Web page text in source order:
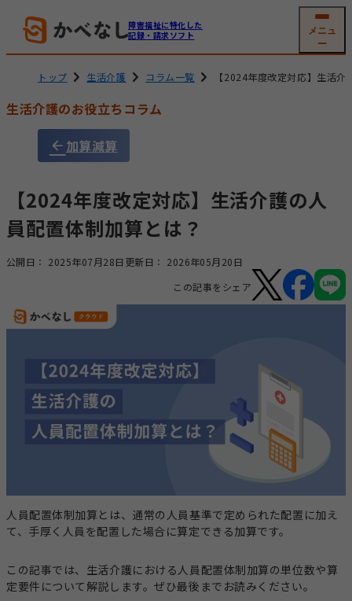
障害福祉に特化した
記録・請求ソフト
メニュ
ー
就労系サービス
障害児通所支援
ソフトの機能
利用者
情報管理
支援記録・
帳票作成
国保連請求
その他機能
事業計画立案支援
法人設立 指定申請代行
集客支援
求人広告掲載・人材紹介
レンタルスマホ レンタルタブレット
お役立ちコラム
セミナー・イベント
情報トップ
就労系サービス 相談支援
トップ 生活介護 コラム一覧 【2024年度改定対応】生活
生活介護のお役立ちコラム
加算減算
【2024年度改定対応】生活介護の人
員配置体制加算とは？
公開日： 2025年07月28日 更新日： 2026年05月20日
この記事をシェア
人員配置体制加算とは、通常の人員基準で定められた配置に加え
て、手厚く人員を配置した場合に算定できる加算です。
この記事では、生活介護における人員配置体制加算の単位数や算
定要件について解説します。ぜひ最後までお読みください。